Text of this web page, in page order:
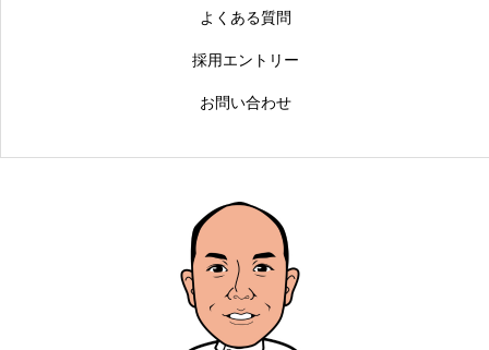
よくある質問
採用エントリー
お問い合わせ